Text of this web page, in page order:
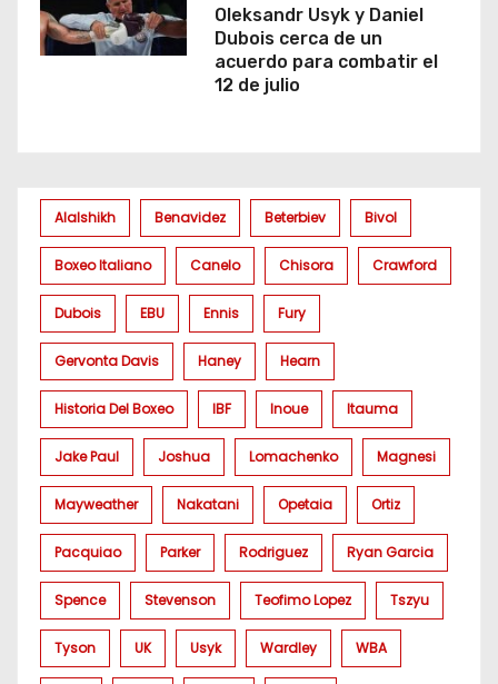
Oleksandr Usyk y Daniel
Dubois cerca de un
acuerdo para combatir el
12 de julio
Alalshikh Benavidez Beterbiev Bivol
Boxeo Italiano Canelo Chisora Crawford
Dubois EBU Ennis Fury
Gervonta Davis Haney Hearn
Historia Del Boxeo IBF Inoue Itauma
Jake Paul Joshua Lomachenko Magnesi
Mayweather Nakatani Opetaia Ortiz
Pacquiao Parker Rodriguez Ryan Garcia
Spence Stevenson Teofimo Lopez Tszyu
Tyson UK Usyk Wardley WBA